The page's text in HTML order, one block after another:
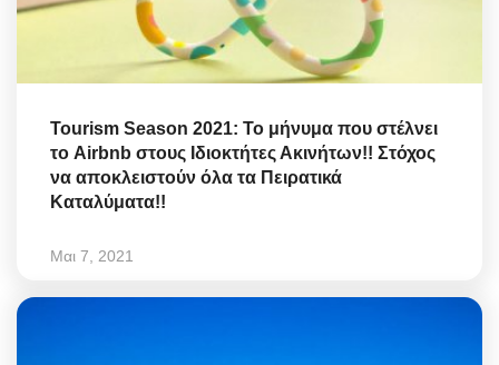
Tourism Season 2021: Το μήνυμα που στέλνει
το Airbnb στους Ιδιοκτήτες Ακινήτων!! Στόχος
να αποκλειστούν όλα τα Πειρατικά
Καταλύματα!!
Μαι 7, 2021